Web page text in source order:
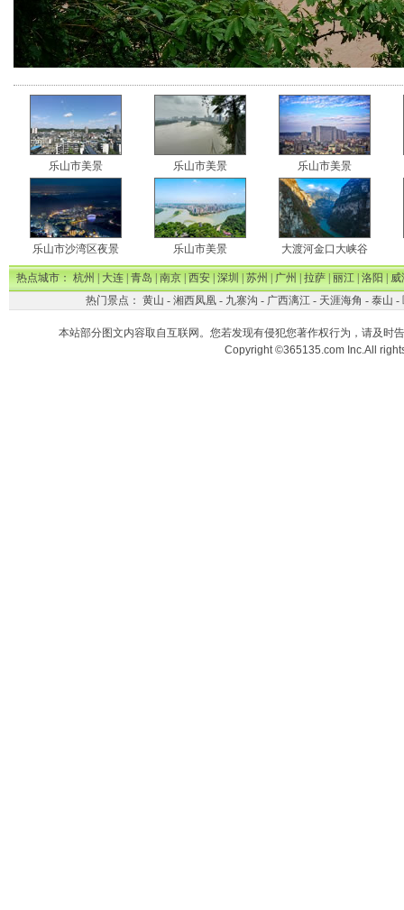
乐山市美景 乐山市美景 乐山市美景
乐山市沙湾区夜景 乐山市美景 大渡河金口大峡谷
热点城市：杭州|大连|青岛|南京|西安|深圳|苏州|广州|拉萨|丽江|洛阳|威
热门景点： 黄山 - 湘西凤凰- 九寨沟 - 广西漓江- 天涯海角 - 泰山 -
本站部分图文内容取自互联网。您若发现有侵犯您著作权行为，请及时
Copyright ©365135.com Inc.All